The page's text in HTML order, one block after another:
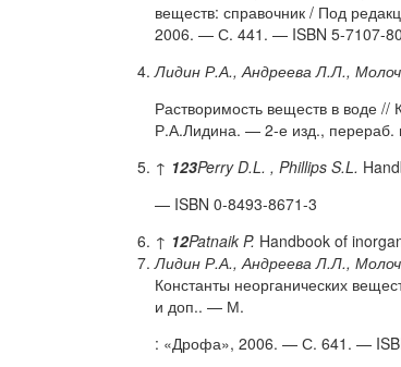
веществ: справочник / Под
2006. — С. 441. — ISBN 5-7107-
Лидин Р.А., Андреева Л.Л.,
Растворимость веществ в воде
Р.А.Лидина. — 2-е изд.,
↑ 123Perry D.L. , Phillips S.L.
— ISBN 0-8493-8671-3
↑ 12Patnaik P. Handbook of
Лидин Р.А., Андреева Л.Л.,
Константы неорганических
и доп.. — М.
: «Дрофа», 2006. — С. 641. —